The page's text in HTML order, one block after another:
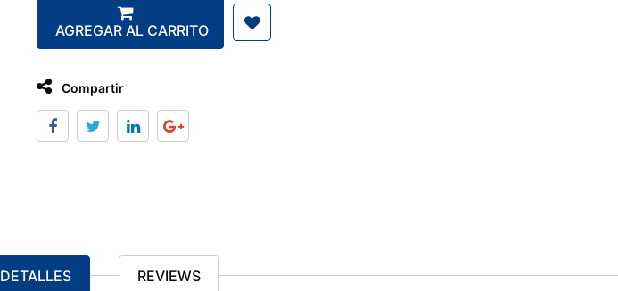
AGREGAR AL CARRITO
Compartir
DETALLES REVIEWS